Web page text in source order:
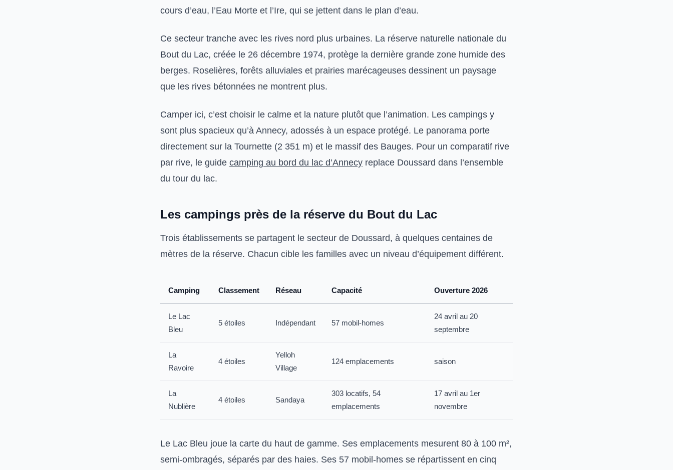
cours d’eau, l’Eau Morte et l’Ire, qui se jettent dans le plan d’eau.
Ce secteur tranche avec les rives nord plus urbaines. La réserve naturelle nationale du
Bout du Lac, créée le 26 décembre 1974, protège la dernière grande zone humide des
berges. Roselières, forêts alluviales et prairies marécageuses dessinent un paysage
que les rives bétonnées ne montrent plus.
Camper ici, c’est choisir le calme et la nature plutôt que l’animation. Les campings y
sont plus spacieux qu’à Annecy, adossés à un espace protégé. Le panorama porte
directement sur la Tournette (2 351 m) et le massif des Bauges. Pour un comparatif rive
par rive, le guide camping au bord du lac d’Annecy replace Doussard dans l’ensemble
du tour du lac.
Les campings près de la réserve du Bout du Lac
Trois établissements se partagent le secteur de Doussard, à quelques centaines de
mètres de la réserve. Chacun cible les familles avec un niveau d’équipement différent.
Camping Classement Réseau Capacité Ouverture 2026
Le Lac
Bleu
5 étoiles Indépendant 57 mobil-homes
24 avril au 20
septembre
La
Ravoire
4 étoiles
Yelloh
Village
124 emplacements saison
La
Nublière
4 étoiles Sandaya
303 locatifs, 54
emplacements
17 avril au 1er
novembre
Le Lac Bleu joue la carte du haut de gamme. Ses emplacements mesurent 80 à 100 m²,
semi-ombragés, séparés par des haies. Ses 57 mobil-homes se répartissent en cinq